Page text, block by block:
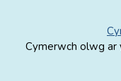
Cymerwch olwg ar